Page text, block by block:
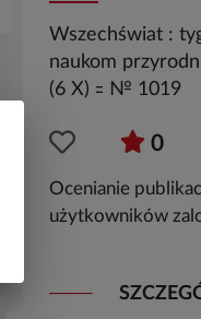
Wszechświat :
naukom
(6 X) ꞊ № 1019
Ocenianie
użytkowników
0